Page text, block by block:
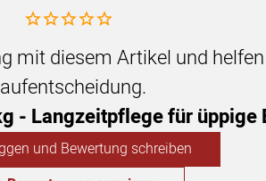
Noch keine Bewertungen abgegeben
mit diesem Artikel und
- Langzeitpflege für üppige
und Bewertung schreiben